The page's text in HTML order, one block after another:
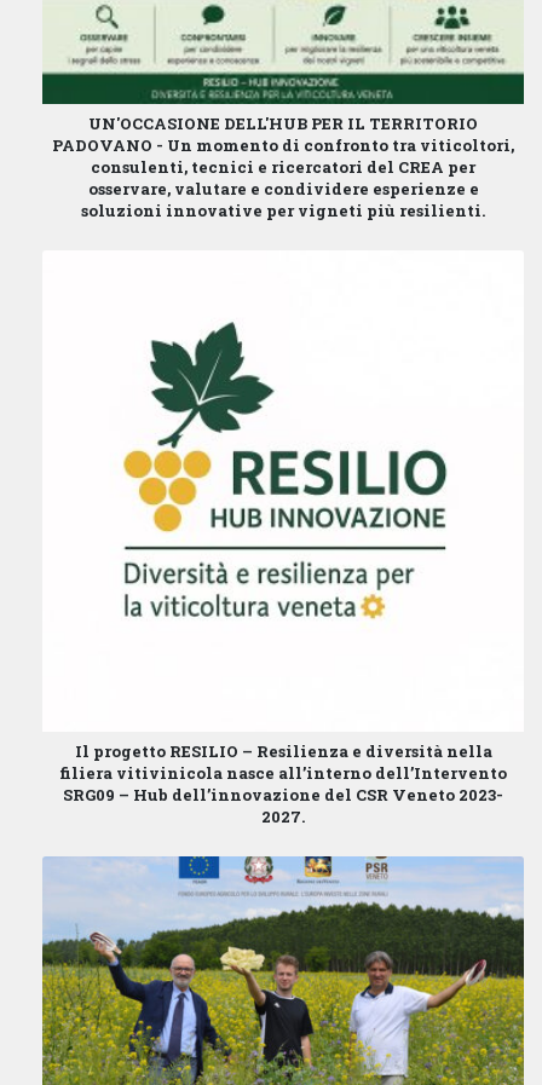
UN'OCCASIONE DELL'HUB PER IL TERRITORIO
PADOVANO - Un momento di confronto tra viticoltori,
consulenti, tecnici e ricercatori del CREA per
osservare, valutare e condividere esperienze e
soluzioni innovative per vigneti più resilienti.
Il progetto RESILIO – Resilienza e diversità nella
filiera vitivinicola nasce all’interno dell’Intervento
SRG09 – Hub dell’innovazione del CSR Veneto 2023-
2027.